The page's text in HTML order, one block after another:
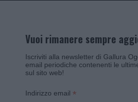
Vuoi rimanere sempre
Iscriviti alla newsletter di Gallura
email periodiche contenenti le
sul sito web!
Indirizzo email *